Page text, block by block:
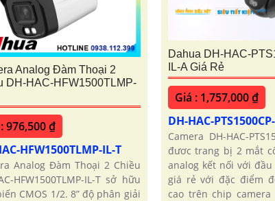
Analog Đàm Thoại 2
DH-HAC-HFW1500TLMP-
976,500 ₫
HFW1500TLMP-IL-T
Analog Đàm Thoại 2 Chiều
HFW1500TLMP-IL-T sở hữu
CMOS 1/2. 8” độ phân giải
Dahua DH-HAC-
IL-A Giá Rẻ
Giá : 1,757,000 ₫
DH-HAC-
Camera DH-HAC-
đươc trang bị 2 mắt
analog kết nối với
giá rẻ với đặc điểm
cao trên chip